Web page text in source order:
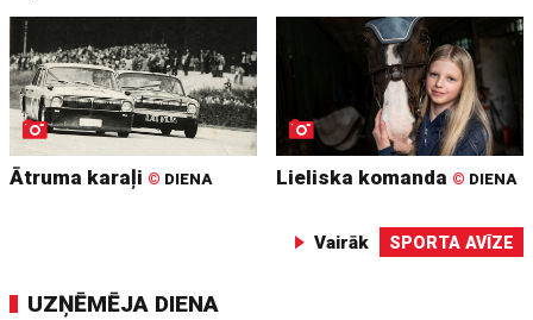
Ātruma karaļi © DIENA Lieliska komanda © DIENA
Vairāk SPORTA AVĪZE
UZŅĒMĒJA DIENA